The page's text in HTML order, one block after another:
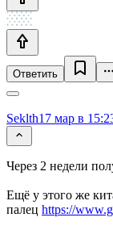
Ответить
Seklth17 мар в
Через 2 недели
Ещё у этого же
палец https://